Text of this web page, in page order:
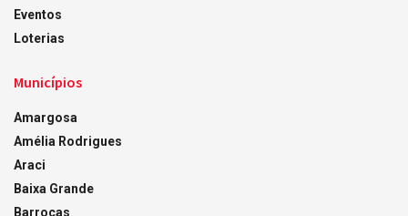
Eventos
Loterias
Municípios
Amargosa
Amélia Rodrigues
Araci
Baixa Grande
Barrocas